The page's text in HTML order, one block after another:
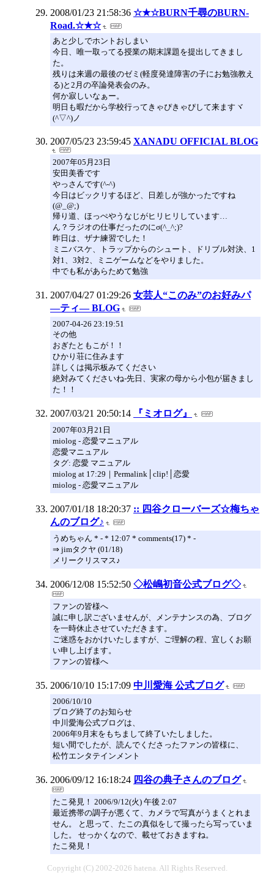
2008/01/23 21:58:36 ☆★☆BURN千尋のBURN-
Road.☆★☆
あと少しでホントおしまい
今日、唯一取ってる授業の期末課題を提出してきまし
た。
残りは来週の最後のゼミ(軽度発達障害の子にお勉強教え
る)と2月の卒論発表会のみ。
何か寂しいなぁー。
明日も暇だから学校行ってきゃぴきゃぴして来ますヾ
(^▽^)ノ
2007/05/23 23:59:45 XANADU OFFICIAL BLOG
2007年05月23日
安田美香です
やっさんです(^-^)
今日はビックリするほど、日差しが強かったですね
(@_@;)
帰り道、ほっぺやうなじがヒリヒリしています…
ん？ラジオの仕事だったのにσ(^_^;)?
昨日は、ザナ練習でした！
ミニバスケ、トラップからのシュート、ドリブル対決、1
対1、3対2、ミニゲームなどをやりました。
中でも私があらためて勉強
2007/04/27 01:29:26 女芸人“このみ”のお好みパ
―ティ― BLOG
2007-04-26 23:19:51
その他
おぎたともこが！！
ひかり荘に住みます
詳しくは掲示板みてください
絶対みてくださいね-先日、実家の母から小包が届きまし
た！！
2007/03/21 20:50:14 『ミオログ』
2007年03月21日
miolog - 恋愛マニュアル
恋愛マニュアル
タグ: 恋愛 マニュアル
miolog at 17:29｜Permalink│clip!│恋愛
miolog - 恋愛マニュアル
2007/01/18 18:20:37 :: 四谷クローバーズ☆梅ちゃ
んのブログ♪
うめちゃん * - * 12:07 * comments(17) * -
⇒ jimタクヤ (01/18)
メリークリスマス♪
2006/12/08 15:52:50 ◇松嶋初音公式ブログ◇
ファンの皆様へ
誠に申し訳ございませんが、メンテナンスの為、ブログ
を一時休止させていただきます。
ご迷惑をおかけいたしますが、ご理解の程、宜しくお願
い申し上げます。
ファンの皆様へ
2006/10/10 15:17:09 中川愛海 公式ブログ
2006/10/10
ブログ終了のお知らせ
中川愛海公式ブログは、
2006年9月末をもちまして終了いたしました。
短い間でしたが、読んでくださったファンの皆様に、
松竹エンタテインメント
2006/09/12 16:18:24 四谷の典子さんのブログ
たこ発見！ 2006/9/12(火) 午後 2:07
最近携帯の調子が悪くて、カメラで写真がうまくとれま
せん。 と思って、たこの真似をして撮ったら写っていま
した。 せっかくなので、載せておきますね。
たこ発見！
Copyright (C) 2002-2026 hatena. All Rights Reserved.